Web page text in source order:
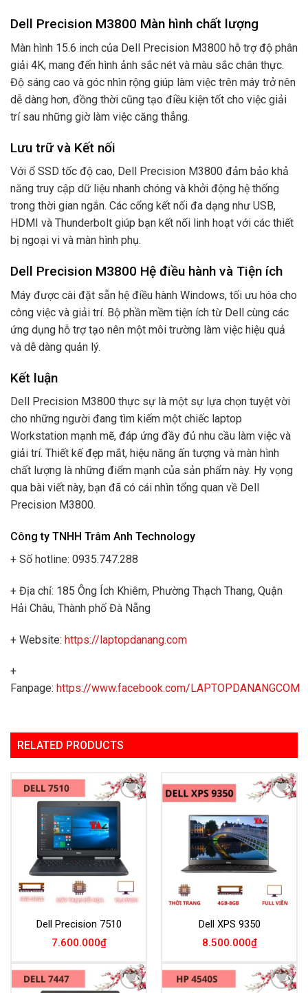
Dell Precision M3800 Màn hình chất lượng
Màn hình 15.6 inch của Dell Precision M3800 hỗ trợ độ phân
giải 4K, mang đến hình ảnh sắc nét và màu sắc chân thực.
Độ sáng cao và góc nhìn rộng giúp làm việc trên máy trở nên
dễ dàng hơn, đồng thời cũng tạo điều kiện tốt cho việc giải
trí sau những giờ làm việc căng thẳng.
Lưu trữ và Kết nối
Với ổ SSD tốc độ cao, Dell Precision M3800 đảm bảo khả
năng truy cập dữ liệu nhanh chóng và khởi động hệ thống
trong thời gian ngắn. Các cổng kết nối đa dạng như USB,
HDMI và Thunderbolt giúp bạn kết nối linh hoạt với các thiết
bị ngoại vi và màn hình phụ.
Dell Precision M3800 Hệ điều hành và Tiện ích
Máy được cài đặt sẵn hệ điều hành Windows, tối ưu hóa cho
công việc và giải trí. Bộ phần mềm tiện ích từ Dell cùng các
ứng dụng hỗ trợ tạo nên một môi trường làm việc hiệu quả
và dễ dàng quản lý.
Kết luận
Dell Precision M3800 thực sự là một sự lựa chọn tuyệt vời
cho những người đang tìm kiếm một chiếc laptop
Workstation mạnh mẽ, đáp ứng đầy đủ nhu cầu làm việc và
giải trí. Thiết kế đẹp mắt, hiệu năng ấn tượng và màn hình
chất lượng là những điểm mạnh của sản phẩm này. Hy vọng
qua bài viết này, bạn đã có cái nhìn tổng quan về Dell
Precision M3800.
Công ty TNHH Trâm Anh Technology
+ Số hotline: 0935.747.288
+ Địa chỉ: 185 Ông Ích Khiêm, Phường Thạch Thang, Quận
Hải Châu, Thành phố Đà Nẵng
+ Website: https://laptopdanang.com
+
Fanpage: https://www.facebook.com/LAPTOPDANANGCOM
RELATED PRODUCTS
Add to
Wishlist
Dell Precision 7510
7.600.000₫
Wishlist
Dell XPS 9350
8.500.000₫